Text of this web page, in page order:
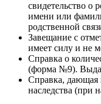
свидетельство о
имени или
родственной
Завещание с
имеет силу и не
Справка о
(форма №9).
Справка, дающая
наследства (при